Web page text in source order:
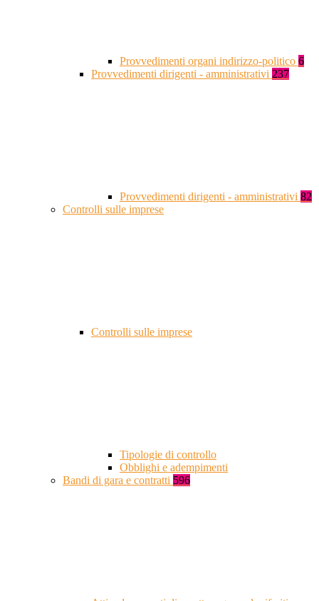
Provvedimenti organi indirizzo-politico 6
Provvedimenti dirigenti - amministrativi 237
Provvedimenti dirigenti - amministrativi 82
Controlli sulle imprese
Controlli sulle imprese
Tipologie di controllo
Obblighi e adempimenti
Bandi di gara e contratti 596